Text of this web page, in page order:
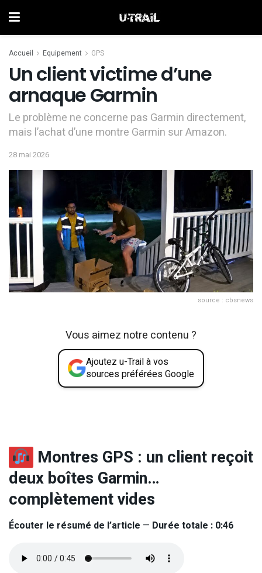
Accueil Equipement GPS
Un client victime d’une
arnaque Garmin
Le problème ne concerne pas Garmin directement,
mais l’achat d’une montre Garmin sur Amazon.
28 mai 2026
source : cbsnews
Vous aimez notre contenu ?
Ajoutez u-Trail à vos
sources préférées Google
Montres GPS : un client reçoit
deux boîtes Garmin…
complètement vides
Écouter le résumé de l’article — Durée totale : 0:46